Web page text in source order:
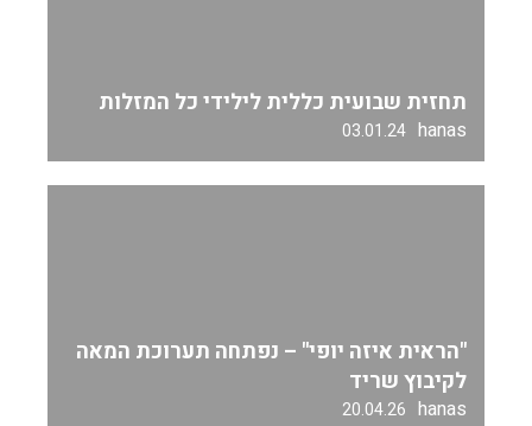
תחזית שבועית כללית לילידי כל המזלות
hanas
03.01.24
"הראית איזה יופי" – נפתחה תערוכת המאה
לקיבוץ שריד
hanas
20.04.26